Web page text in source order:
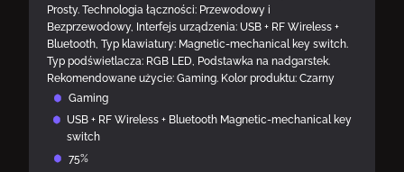
Prosty. Technologia łączności: Przewodowy i
Bezprzewodowy, Interfejs urządzenia: USB + RF Wireless +
Bluetooth, Typ klawiatury: Magnetic-mechanical key switch.
Typ podświetlacza: RGB LED, Podstawka na nadgarstek.
Rekomendowane użycie: Gaming. Kolor produktu: Czarny
Gaming
USB + RF Wireless + Bluetooth Magnetic-mechanical key
switch
75%